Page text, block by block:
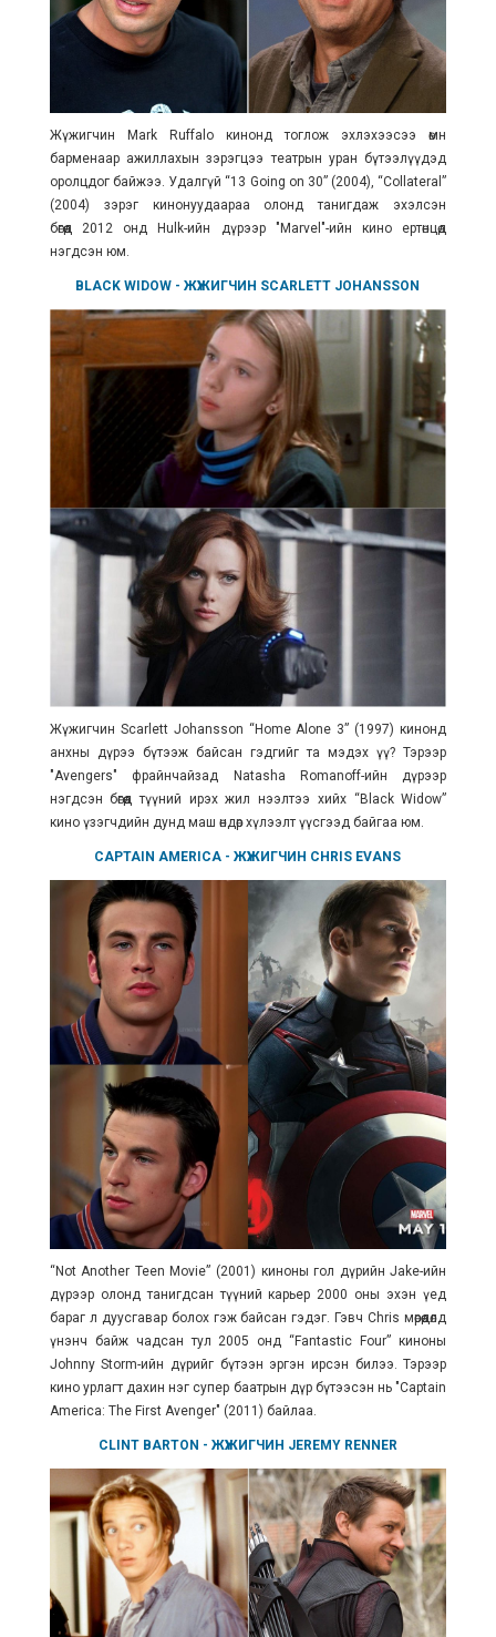
Жүжигчин Mark Ruffalo кинонд тоглож эхлэхээсээ өмнө
барменаар ажиллахын зэрэгцээ театрын уран бүтээлүүдэд
оролцдог байжээ. Удалгүй“13 Going on 30” (2004), “Collateral”
(2004) зэрэг кинонуудаараа олонд танигдаж эхэлсэн
бөгөөд 2012 онд Hulk-ийн дүрээр "Marvel"-ийн кино ертөнцөд
нэгдсэн юм.
BLACK WIDOW - ЖҮЖИГЧИН SCARLETT JOHANSSON
Жүжигчин Scarlett Johansson “Home Alone 3” (1997) кинонд
анхны дүрээ бүтээж байсан гэдгийг та мэдэх үү? Тэрээр
"Avengers" фрайнчайзад Natasha Romanoff-ийн дүрээр
нэгдсэн бөгөөд түүний ирэх жил нээлтээ хийх “Black Widow”
кино үзэгчдийн дунд маш өндөр хүлээлт үүсгээд байгаа юм.
CAPTAIN AMERICA - ЖҮЖИГЧИН CHRIS EVANS
“Not Another Teen Movie” (2001) киноны гол дүрийн Jake-ийн
дүрээр олонд танигдсан түүний карьер 2000 оны эхэн үед
бараг л дуусгавар болох гэж байсан гэдэг. Гэвч Chris мөрөөдөлдөө
үнэнч байж чадсан тул 2005 онд“Fantastic Four” киноны
Johnny Storm-ийн дүрийг бүтээн эргэн ирсэн билээ. Тэрээр
кино урлагт дахин нэг супер баатрын дүр бүтээсэн нь "Captain
America: The First Avenger" (2011) байлаа.
CLINT BARTON - ЖҮЖИГЧИН JEREMY RENNER